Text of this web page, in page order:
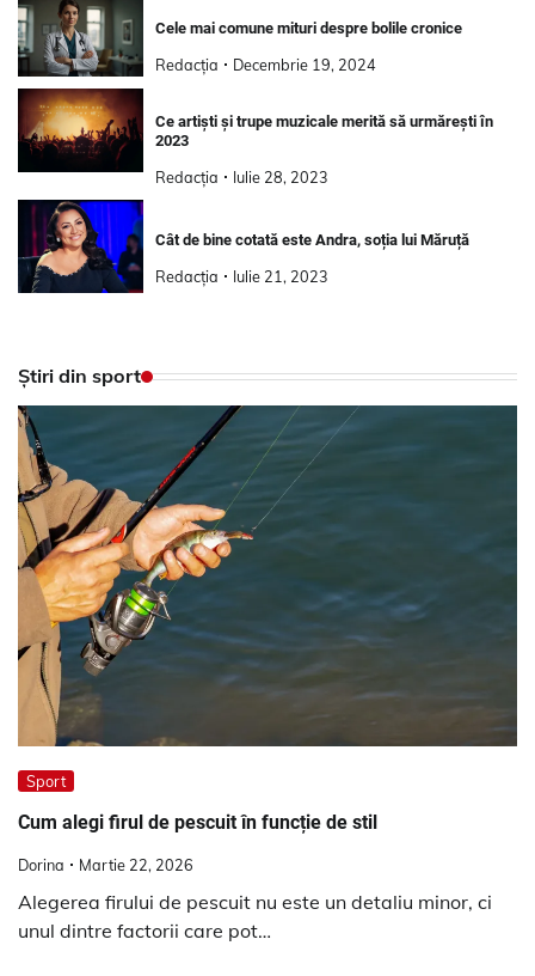
Cele mai comune mituri despre bolile cronice
Redacția Decembrie 19, 2024
Ce artiști și trupe muzicale merită să urmărești în
2023
Redacția Iulie 28, 2023
Cât de bine cotată este Andra, soția lui Măruță
Redacția Iulie 21, 2023
Știri din sport
Sport
Cum alegi firul de pescuit în funcție de stil
Dorina Martie 22, 2026
Alegerea firului de pescuit nu este un detaliu minor, ci
unul dintre factorii care pot…